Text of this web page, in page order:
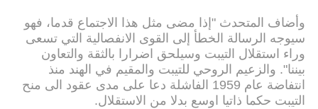
وأضاف المتحدث "إذا مضى مثل هذا الاجتماع قدما، فهو
سيوجه الرسالة الخطأ إلى القوى الانفصالية التي تسعى
وراء استقلال التيبت وسيلحق اضرارا بالثقة والتعاون
بيننا". والزعيم الروحي للتيبت والمقيم في الهند منذ
انتفاضة عام 1959 الفاشلة دعا على مدى عقود الى منح
التيبت حكما ذاتيا اوسع بدلا من الاستقلال.